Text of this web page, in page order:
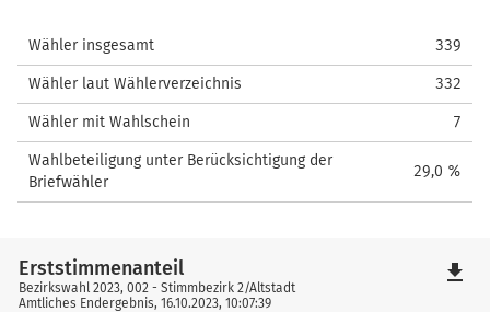
Wähler insgesamt 339
Wähler laut Wählerverzeichnis 332
Wähler mit Wahlschein 7
Wahlbeteiligung unter Berücksichtigung der
Briefwähler
29,0 %
Erststimmenanteil
Bezirkswahl 2023, 002 - Stimmbezirk 2/Altstadt
Amtliches Endergebnis, 16.10.2023, 10:07:39
file_download